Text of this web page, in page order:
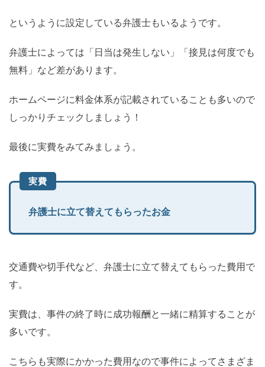
というように設定している弁護士もいるようです。
弁護士によっては「日当は発生しない」「接見は何度でも
無料」など差があります。
ホームページに料金体系が記載されていることも多いので
しっかりチェックしましょう！
最後に実費をみてみましょう。
実費
弁護士に立て替えてもらったお金
交通費や切手代など、弁護士に立て替えてもらった費用で
す。
実費は、事件の終了時に成功報酬と一緒に精算することが
多いです。
こちらも実際にかかった費用なので事件によってさまざま